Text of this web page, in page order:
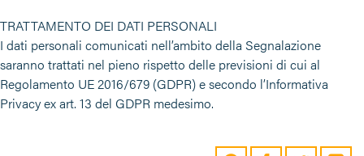
TRATTAMENTO DEI DATI PERSONALI
I dati personali comunicati nell’ambito della Segnalazione
saranno trattati nel pieno rispetto delle previsioni di cui al
Regolamento UE 2016/679 (GDPR) e secondo l’Informativa
Privacy ex art. 13 del GDPR medesimo.